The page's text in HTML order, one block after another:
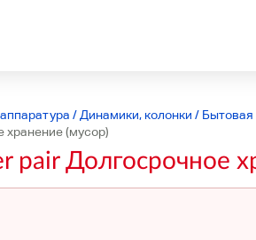
/ Динамики, колонки / Бытовая
хранение (мусор)
pair Долгосрочное